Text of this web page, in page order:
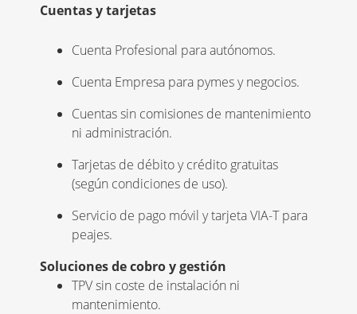
Cuentas y tarjetas
Cuenta Profesional para autónomos.
Cuenta Empresa para pymes y negocios.
Cuentas sin comisiones de mantenimiento
ni administración.
Tarjetas de débito y crédito gratuitas
(según condiciones de uso).
Servicio de pago móvil y tarjeta VIA-T para
peajes.
Soluciones de cobro y gestión
TPV sin coste de instalación ni
mantenimiento.